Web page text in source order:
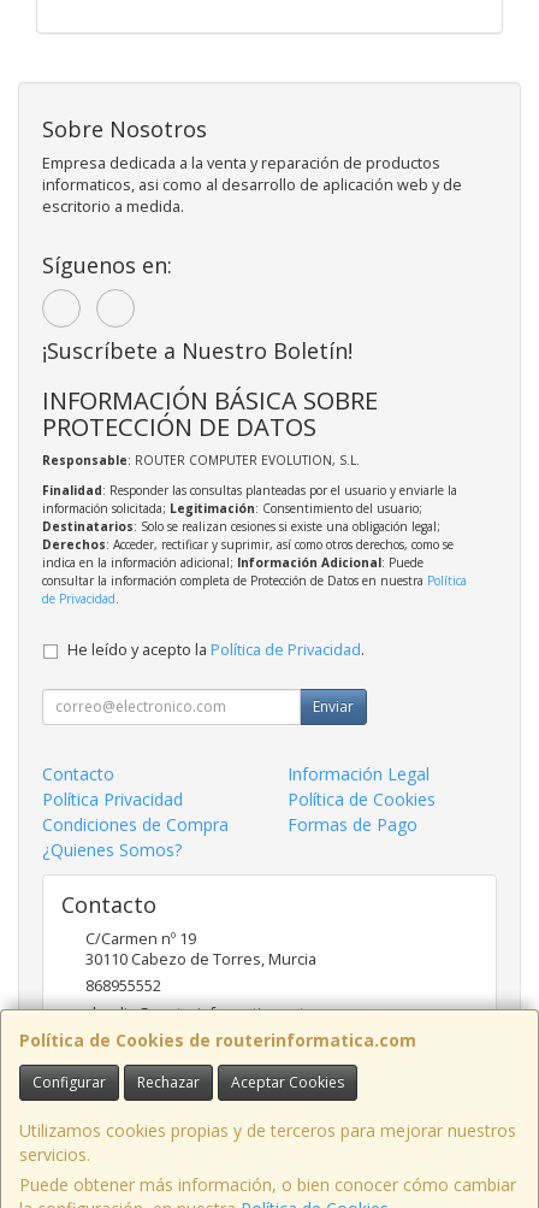
Política de Cookies de routerinformatica.com
Configurar Rechazar Aceptar Cookies
Utilizamos cookies propias y de terceros para mejorar nuestros
servicios.
Puede obtener más información, o bien conocer cómo cambiar
Sobre Nosotros
Empresa dedicada a la venta y reparación de productos
informaticos, asi como al desarrollo de aplicación web y de
escritorio a medida.
Síguenos en:
¡Suscríbete a Nuestro Boletín!
INFORMACIÓN BÁSICA SOBRE
PROTECCIÓN DE DATOS
Responsable: ROUTER COMPUTER EVOLUTION, S.L.
Finalidad: Responder las consultas planteadas por el usuario y enviarle la
información solicitada; Legitimación: Consentimiento del usuario;
Destinatarios: Solo se realizan cesiones si existe una obligación legal;
Derechos: Acceder, rectificar y suprimir, así como otros derechos, como se
indica en la información adicional; Información Adicional: Puede
consultar la información completa de Protección de Datos en nuestra Política
de Privacidad
He leído y acepto la Política de Privacidad.
Enviar
Contacto
Información Legal
Política Privacidad
Política de Cookies
Condiciones de Compra
Formas de Pago
¿Quienes Somos?
Contacto
C/Carmen nº 19
30110 Cabezo de Torres,Murcia
868955552
claudio@routerinformatica.net
Horario
Lunes a Viernes de 9:00 - 13:45 y 17:00 - 20:30